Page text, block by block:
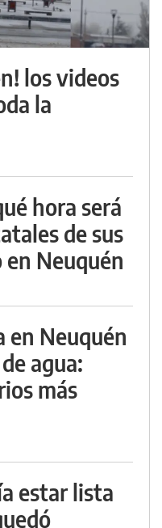
los videos
la
hora será
de sus
Neuquén
en Neuquén
agua:
más
estar lista